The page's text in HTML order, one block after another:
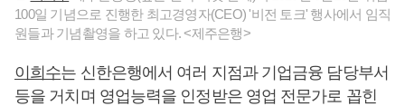
100일 기념으로 진행한 최고경영자(CEO) '비전 토크' 행사에서 임직
원들과 기념촬영을 하고 있다. <제주은행>
이희수는 신한은행에서 여러 지점과 기업금융 담당부서
등을 거치며 영업능력을 인정받은 영업 전문가로 꼽힌